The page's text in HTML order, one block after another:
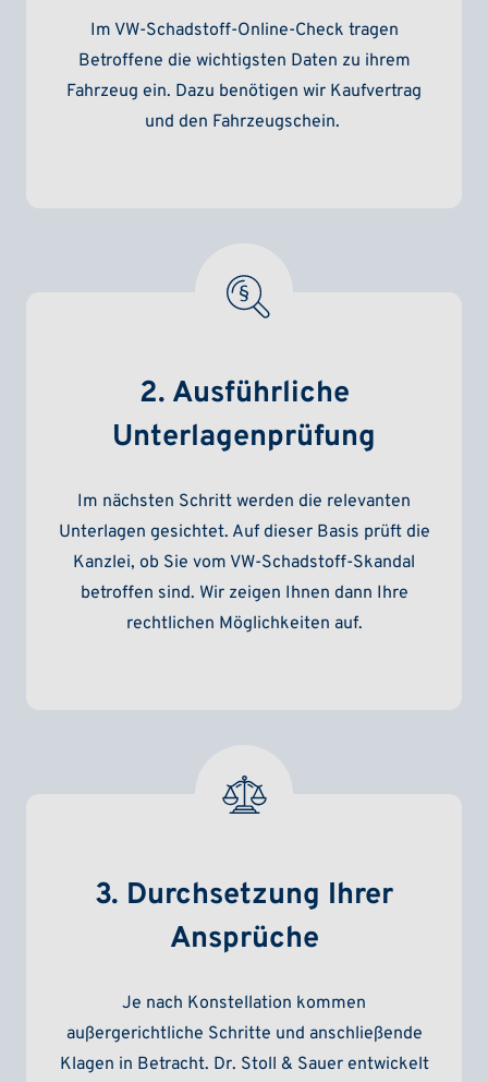
Im VW-Schadstoff-Online-Check tragen
Betroffene die wichtigsten Daten zu ihrem
Fahrzeug ein. Dazu benötigen wir Kaufvertrag
und den Fahrzeugschein.
2. Ausführliche
Unterlagenprüfung
Im nächsten Schritt werden die relevanten
Unterlagen gesichtet. Auf dieser Basis prüft die
Kanzlei, ob Sie vom VW-Schadstoff-Skandal
betroffen sind. Wir zeigen Ihnen dann Ihre
rechtlichen Möglichkeiten auf.
3. Durchsetzung Ihrer
Ansprüche
Je nach Konstellation kommen
außergerichtliche Schritte und anschließende
Klagen in Betracht. Dr. Stoll & Sauer entwickelt